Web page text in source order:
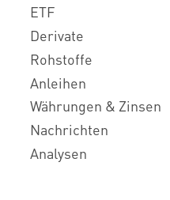
ETF
Derivate
Rohstoffe
Anleihen
Währungen & Zinsen
Nachrichten
Analysen